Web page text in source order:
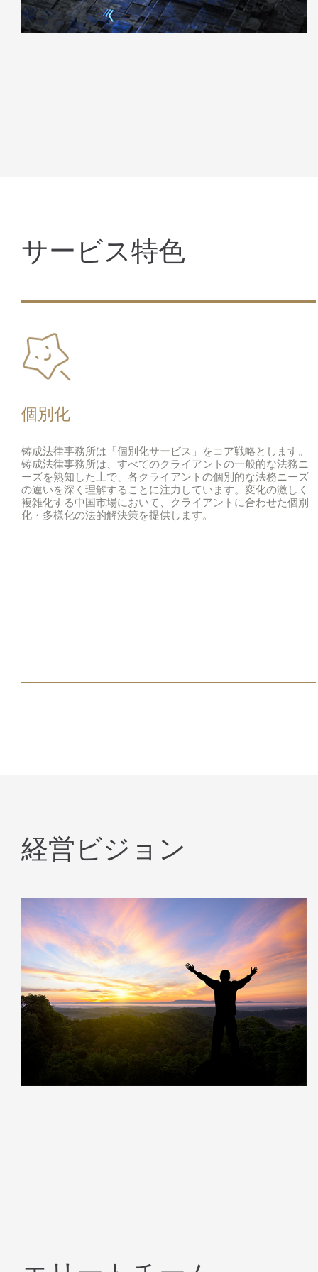
サービス特色
個別化
铸成法律事務所は「個別化サービス」をコア戦略とします。
铸成法律事務所は、すべてのクライアントの一般的な法務ニ
ーズを熟知した上で、各クライアントの個別的な法務ニーズ
の違いを深く理解することに注力しています。変化の激しく
複雑化する中国市場において、クライアントに合わせた個別
化・多様化の法的解決策を提供します。
経営ビジョン